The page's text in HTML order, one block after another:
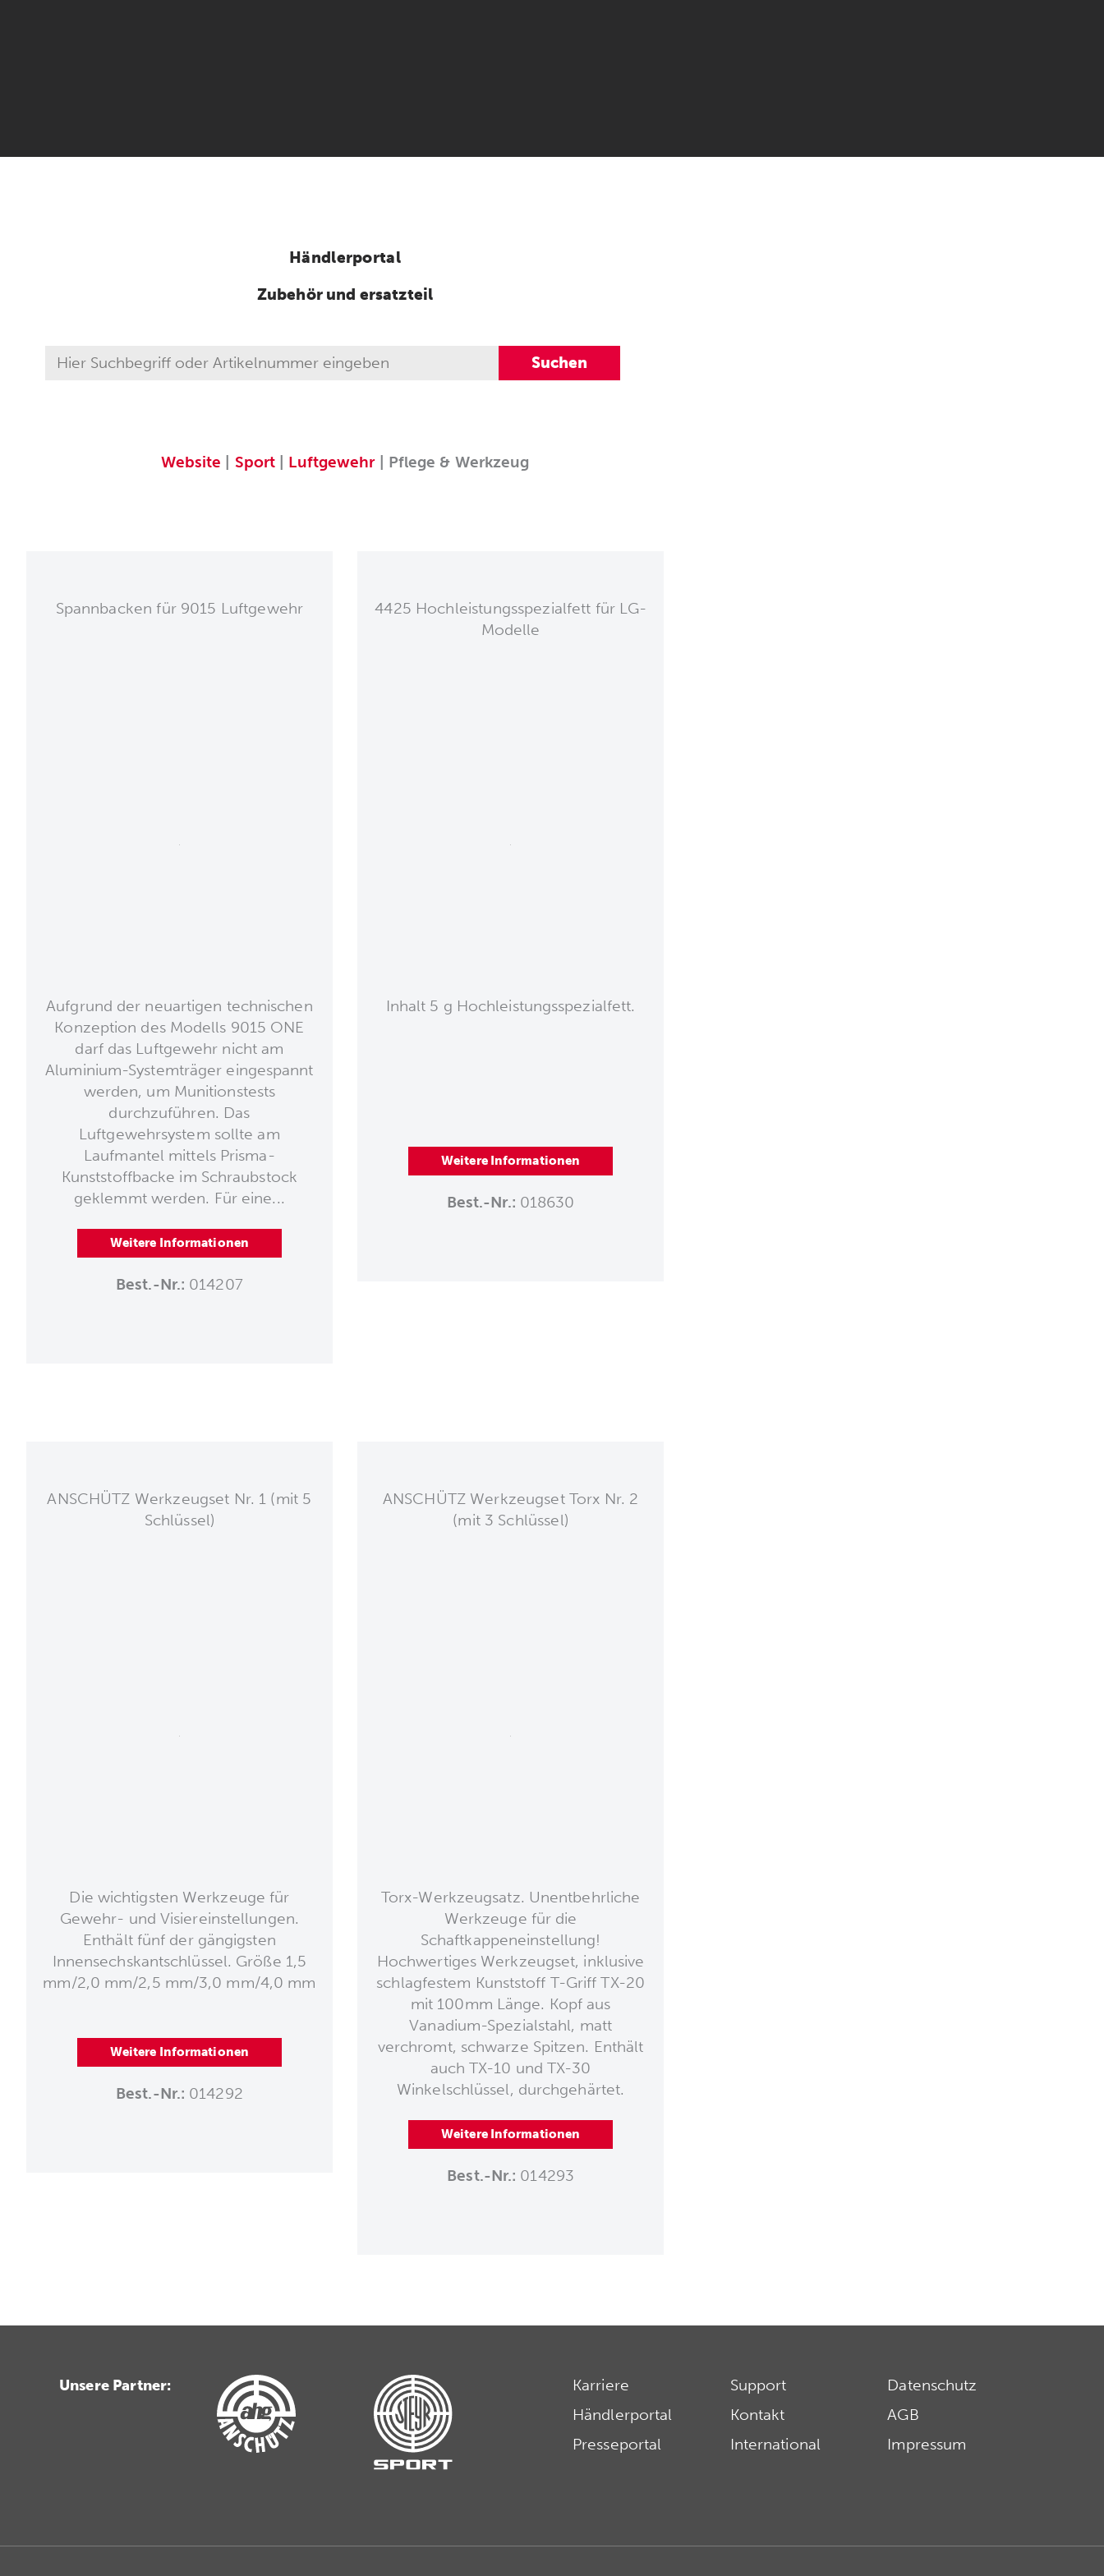
Händlerportal
Zubehör und ersatzteil
Website | Sport | Luftgewehr| Pflege & Werkzeug
Spannbacken für 9015 Luftgewehr
Aufgrund der neuartigen technischen
Konzeption des Modells 9015 ONE
darf das Luftgewehr nicht am
Aluminium-Systemträger eingespannt
werden, um Munitionstests
durchzuführen. Das
Luftgewehrsystem sollte am
Laufmantel mittels Prisma-
Kunststoffbacke im Schraubstock
geklemmt werden. Für eine...
Weitere Informationen
Best.-Nr.: 014207
4425 Hochleistungsspezialfett für LG-
Modelle
Inhalt 5 g Hochleistungsspezialfett.
Weitere Informationen
Best.-Nr.: 018630
ANSCHÜTZ Werkzeugset Nr. 1 (mit 5
Schlüssel)
Die wichtigsten Werkzeuge für
Gewehr- und Visiereinstellungen.
Enthält fünf der gängigsten
Innensechskantschlüssel. Größe 1,5
mm/2,0 mm/2,5 mm/3,0 mm/4,0 mm
Weitere Informationen
Best.-Nr.: 014292
ANSCHÜTZ Werkzeugset Torx Nr. 2
(mit 3 Schlüssel)
Torx-Werkzeugsatz. Unentbehrliche
Werkzeuge für die
Schaftkappeneinstellung!
Hochwertiges Werkzeugset, inklusive
schlagfestem Kunststoff T-Griff TX-20
mit 100mm Länge. Kopf aus
Vanadium-Spezialstahl, matt
verchromt, schwarze Spitzen. Enthält
auch TX-10 und TX-30
Winkelschlüssel, durchgehärtet.
Weitere Informationen
Best.-Nr.: 014293
Unsere Partner:
Karriere
Händlerportal
Presseportal
Support
Kontakt
International
Datenschutz
AGB
Impressum